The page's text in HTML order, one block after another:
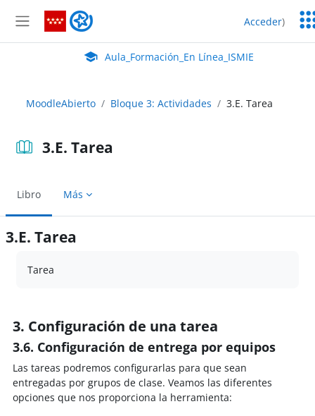
Panel lateral
Aula_Formación_En Línea_ISMIE Acceder)
Aula Virtual de EducaMadrid:
Aula_Formación_En Línea_ISMIE
MoodleAbierto Bloque 3: Actividades 3.E. Tarea
3.E. Tarea
Libro Más
3.E. Tarea
Tarea
3. Configuración de una tarea
3.6. Configuración de entrega por equipos
Las tareas podremos configurarlas para que sean
entregadas por grupos de clase. Veamos las diferentes
opciones que nos proporciona la herramienta: